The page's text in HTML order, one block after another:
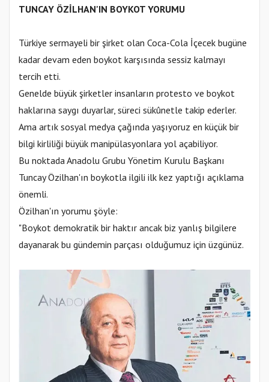
TUNCAY ÖZİLHAN'IN BOYKOT YORUMU
Türkiye sermayeli bir şirket olan Coca-Cola İçecek bugüne
kadar devam eden boykot karşısında sessiz kalmayı
tercih etti.
Genelde büyük şirketler insanların protesto ve boykot
haklarına saygı duyarlar, süreci sükûnetle takip ederler.
Ama artık sosyal medya çağında yaşıyoruz en küçük bir
bilgi kirliliği büyük manipülasyonlara yol açabiliyor.
Bu noktada Anadolu Grubu Yönetim Kurulu Başkanı
Tuncay Özilhan'ın boykotla ilgili ilk kez yaptığı açıklama
önemli.
Özilhan'ın yorumu şöyle:
"Boykot demokratik bir haktır ancak biz yanlış bilgilere
dayanarak bu gündemin parçası olduğumuz için üzgünüz.